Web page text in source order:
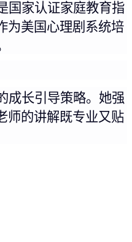
国家认证家庭教育指
为美国心理剧系统培
成长引导策略。她强
师的讲解既专业又贴